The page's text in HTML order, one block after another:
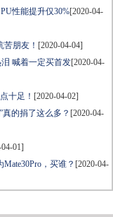
性能提升仅30%[2020-04-
朋友！ [2020-04-04]
喊着一定买首发[2020-04-
十足！ [2020-04-02]
的捐了这么多？ [2020-04-
01]
，买谁？ [2020-04-